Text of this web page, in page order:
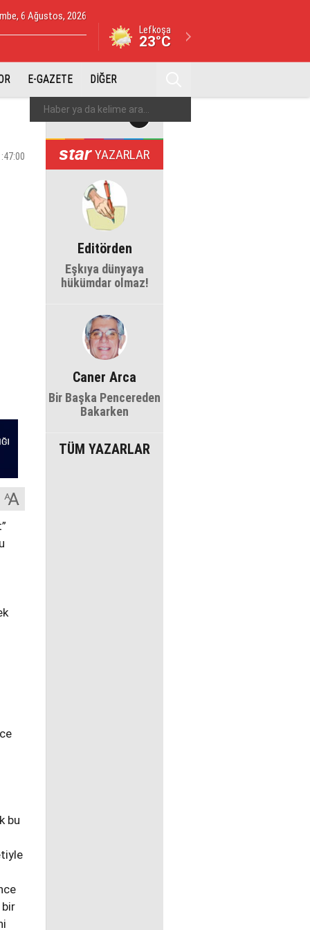
6 Ağustos, 2026
Lefkoşa
23°C
E-GAZETE DİĞER
bu
bir
YAZARLAR
Editörden
Eşkıya dünyaya
hükümdar olmaz!
Caner Arca
Bir Başka Pencereden
Bakarken
TÜM YAZARLAR